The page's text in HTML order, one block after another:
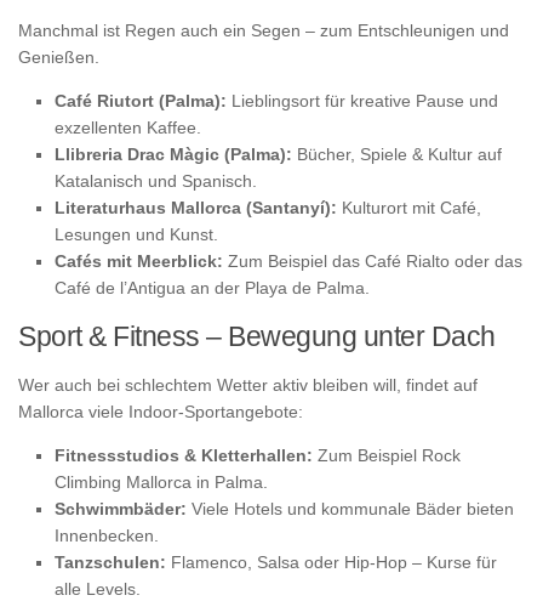
Manchmal ist Regen auch ein Segen – zum Entschleunigen und
Genießen.
Café Riutort (Palma): Lieblingsort für kreative Pause und
exzellenten Kaffee.
Llibreria Drac Màgic (Palma): Bücher, Spiele & Kultur auf
Katalanisch und Spanisch.
Literaturhaus Mallorca (Santanyí): Kulturort mit Café,
Lesungen und Kunst.
Cafés mit Meerblick: Zum Beispiel das Café Rialto oder das
Café de l’Antigua an der Playa de Palma.
Sport & Fitness – Bewegung unter Dach
Wer auch bei schlechtem Wetter aktiv bleiben will, findet auf
Mallorca viele Indoor-Sportangebote:
Fitnessstudios & Kletterhallen: Zum Beispiel Rock
Climbing Mallorca in Palma.
Schwimmbäder: Viele Hotels und kommunale Bäder bieten
Innenbecken.
Tanzschulen: Flamenco, Salsa oder Hip-Hop – Kurse für
alle Levels.